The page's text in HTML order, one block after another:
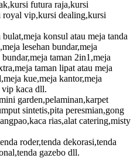
futura raja,kursi
vip,kursi dealing,kursi
konsul atau meja tanda
lesehan bundar,meja
taman 2in1,meja
taman lipat atau meja
kue,meja kantor,meja
kaca dll.
garden,pelaminan,karpet
sintetis,pita peresmian,gong
rias,alat catering,misty
roder,tenda dekorasi,tenda
gazebo dll.